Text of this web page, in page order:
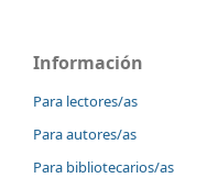
Información
Para lectores/as
Para autores/as
Para bibliotecarios/as